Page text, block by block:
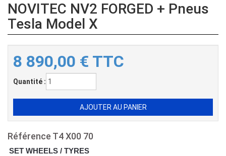
NOVITEC NV2 FORGED + Pneus
Tesla Model X
8 890,00 € TTC
Quantité :
Référence T4 X00 70
SET WHEELS / TYRES